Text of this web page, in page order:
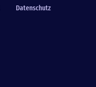
Datenschutz